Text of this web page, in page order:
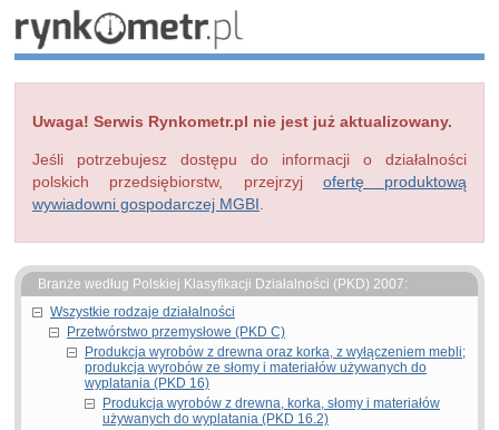
Uwaga! Serwis Rynkometr.pl nie jest już aktualizowany.
Jeśli potrzebujesz dostępu do informacji o działalności
polskich przedsiębiorstw, przejrzyj ofertę produktową
wywiadowni gospodarczej MGBI
Branże według Polskiej Klasyfikacji Działalności (PKD) 2007:
Wszystkie rodzaje działalności
Przetwórstwo przemysłowe (PKD C)
Produkcja wyrobów z drewna oraz korka, z wyłączeniem mebli;
produkcja wyrobów ze słomy i materiałów używanych do
wyplatania (PKD 16)
Produkcja wyrobów z drewna, korka, słomy i materiałów
używanych do wyplatania (PKD 16.2)